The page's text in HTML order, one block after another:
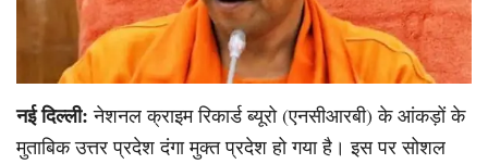
नई दिल्ली: नेशनल क्राइम रिकार्ड ब्यूरो (एनसीआरबी) के आंकड़ों के
मुताबिक उत्तर प्रदेश दंगा मुक्त प्रदेश हो गया है। इस पर सोशल